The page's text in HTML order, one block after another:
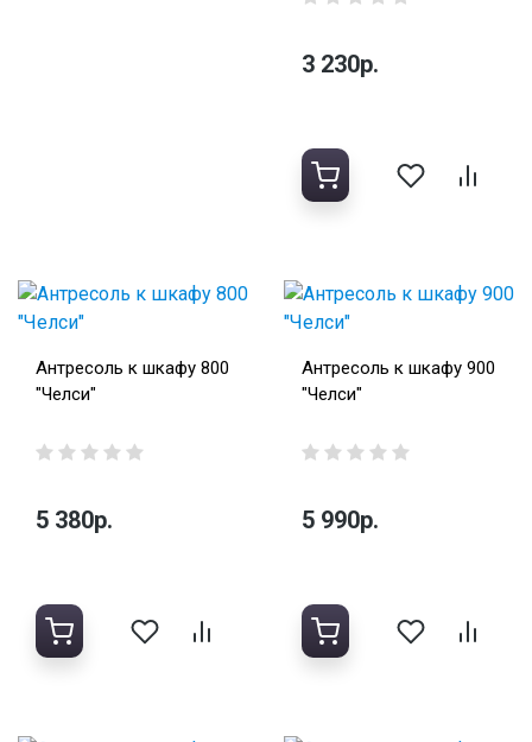
3 230р.
Антресоль к шкафу 800
"Челси"
5 380р.
Антресоль к шкафу 900
"Челси"
5 990р.